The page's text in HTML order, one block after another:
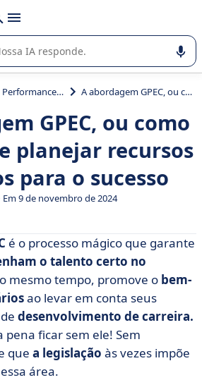
com
no uso ou na seleção de software
Performance Appraisal A abordagem GPEC, ou como antecipar e planejar recursos humanos para o sucesso
GPEC, ou como
planejar recursos
para o sucesso
Em 9 de novembro de 2024
GPEC
estágios do GPEC?
GPEC
dicas finais para o caminho
em poucas palavras!
é o processo mágico que garante
o talento certo no
mesmo tempo, promove o bem-
ao levar em conta seus
desenvolvimento de carreira.
ficar sem ele! Sem
que a legislação às vezes impõe
área.